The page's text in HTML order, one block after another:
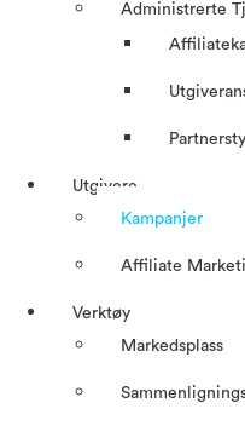
Administrerte
Utgivere
Kampanjer
Affiliate
Verktøy
Markedsplass